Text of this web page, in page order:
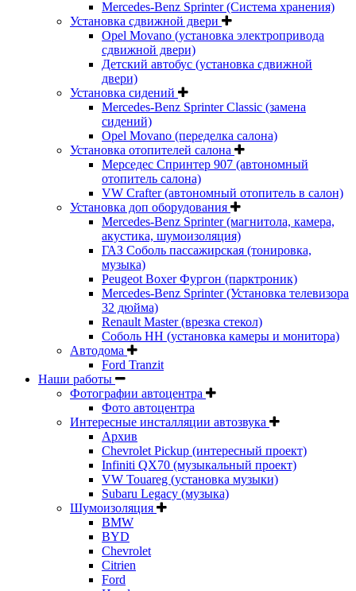
Mercedes-Benz Sprinter (Система хранения)
Установка сдвижной двери
Opel Movano (установка электропривода
сдвижной двери)
Детский автобус (установка сдвижной
двери)
Установка сидений
Mercedes-Benz Sprinter Classic (замена
сидений)
Opel Movano (переделка салона)
Установка отопителей салона
Мерседес Спринтер 907 (автономный
отопитель салона)
VW Crafter (автономный отопитель в салон)
Установка доп оборудования
Mercedes-Benz Sprinter (магнитола, камера,
акустика, шумоизоляция)
ГАЗ Соболь пассажирская (тонировка,
музыка)
Peugeot Boxer Фургон (парктроник)
Mercedes-Benz Sprinter (Установка телевизора
32 дюйма)
Renault Master (врезка стекол)
Соболь НН (установка камеры и монитора)
Автодома
Ford Tranzit
Наши работы
Фотографии автоцентра
Фото автоцентра
Интересные инсталляции автозвука
Архив
Chevrolet Pickup (интересный проект)
Infiniti QX70 (музыкальный проект)
VW Touareg (установка музыки)
Subaru Legacy (музыка)
Шумоизоляция
BMW
BYD
Chevrolet
Citrien
Ford